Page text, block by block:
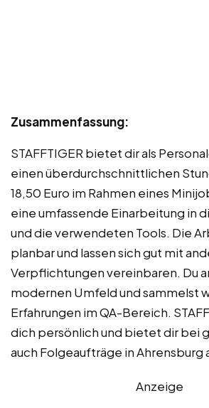
Zusammenfassung:
STAFFTIGER bietet dir als
einen überdurchschnittlichen
18,50 Euro im Rahmen eines
eine umfassende Einarbeitung in
und die verwendeten Tools. Die
planbar und lassen sich gut mit
Verpflichtungen vereinbaren. Du
modernen Umfeld und sammelst
Erfahrungen im QA-Bereich.
dich persönlich und bietet dir bei
auch Folgeaufträge in Ahrensburg
Anzeige